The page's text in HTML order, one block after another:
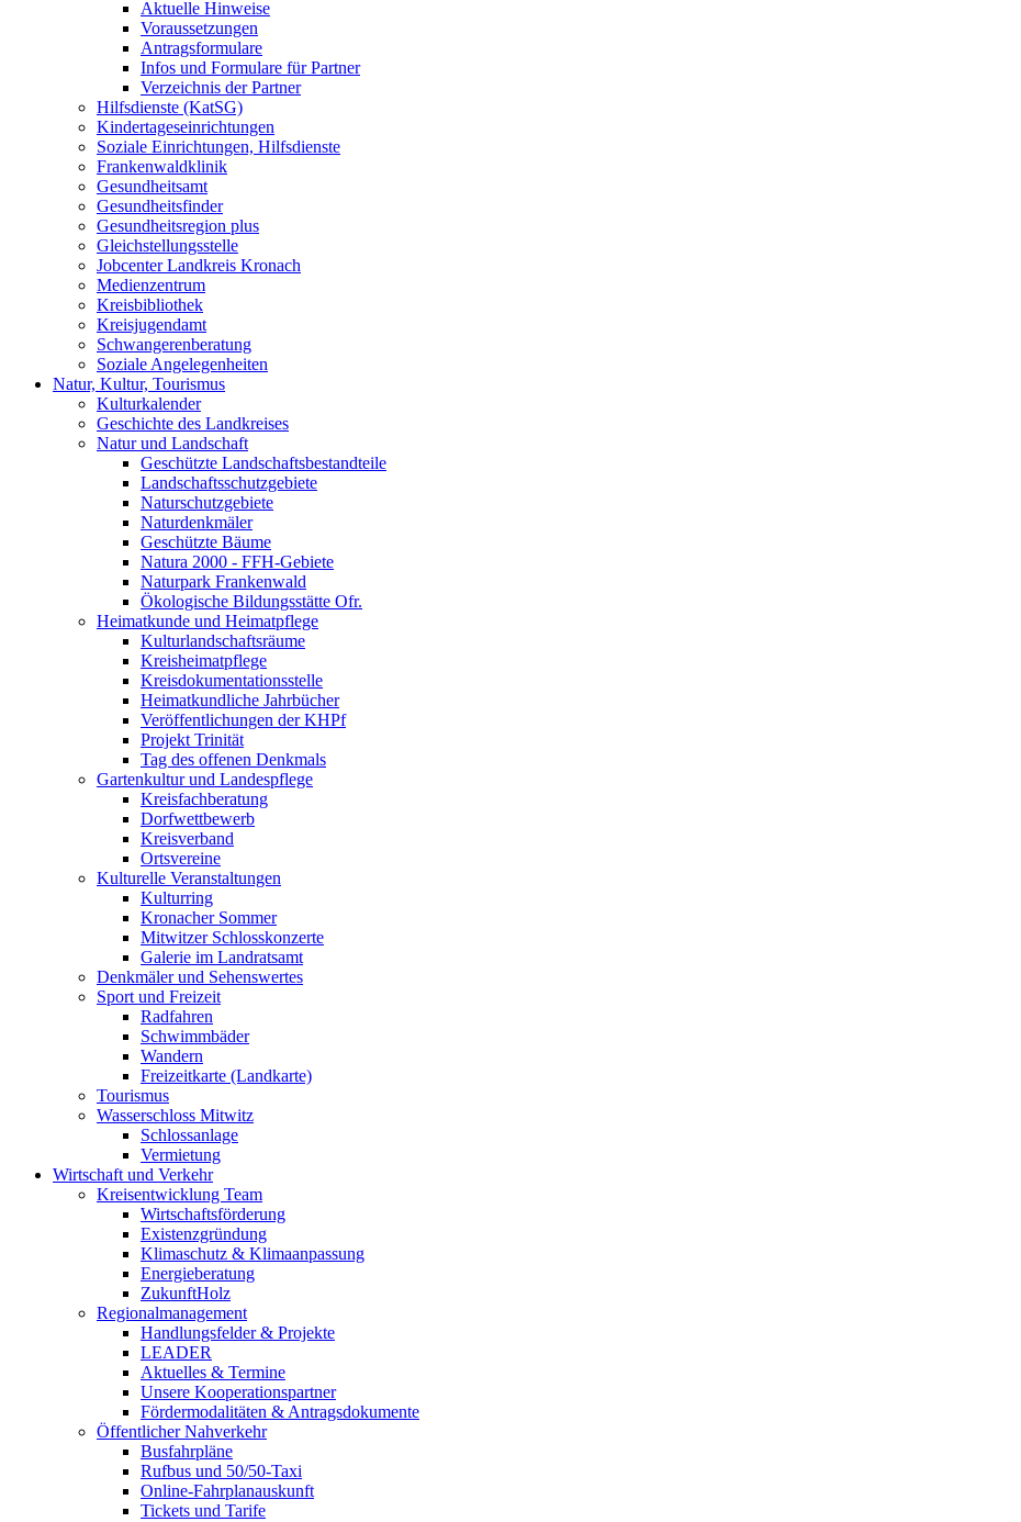
Aktuelle Hinweise
Voraussetzungen
Antragsformulare
Infos und Formulare für Partner
Verzeichnis der Partner
Hilfsdienste (KatSG)
Kindertageseinrichtungen
Soziale Einrichtungen, Hilfsdienste
Frankenwaldklinik
Gesundheitsamt
Gesundheitsfinder
Gesundheitsregion plus
Gleichstellungsstelle
Jobcenter Landkreis Kronach
Medienzentrum
Kreisbibliothek
Kreisjugendamt
Schwangerenberatung
Soziale Angelegenheiten
Natur, Kultur, Tourismus
Kulturkalender
Geschichte des Landkreises
Natur und Landschaft
Geschützte Landschaftsbestandteile
Landschaftsschutzgebiete
Naturschutzgebiete
Naturdenkmäler
Geschützte Bäume
Natura 2000 - FFH-Gebiete
Naturpark Frankenwald
Ökologische Bildungsstätte Ofr.
Heimatkunde und Heimatpflege
Kulturlandschaftsräume
Kreisheimatpflege
Kreisdokumentationsstelle
Heimatkundliche Jahrbücher
Veröffentlichungen der KHPf
Projekt Trinität
Tag des offenen Denkmals
Gartenkultur und Landespflege
Kreisfachberatung
Dorfwettbewerb
Kreisverband
Ortsvereine
Kulturelle Veranstaltungen
Kulturring
Kronacher Sommer
Mitwitzer Schlosskonzerte
Galerie im Landratsamt
Denkmäler und Sehenswertes
Sport und Freizeit
Radfahren
Schwimmbäder
Wandern
Freizeitkarte (Landkarte)
Tourismus
Wasserschloss Mitwitz
Schlossanlage
Vermietung
Wirtschaft und Verkehr
Kreisentwicklung Team
Wirtschaftsförderung
Existenzgründung
Klimaschutz & Klimaanpassung
Energieberatung
ZukunftHolz
Regionalmanagement
Handlungsfelder & Projekte
LEADER
Aktuelles & Termine
Unsere Kooperationspartner
Fördermodalitäten & Antragsdokumente
Öffentlicher Nahverkehr
Busfahrpläne
Rufbus und 50/50-Taxi
Online-Fahrplanauskunft
Tickets und Tarife